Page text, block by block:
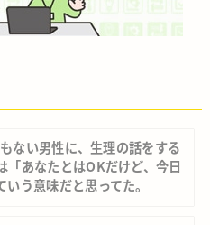
ない男性に、生理の話をする
「あなたとはOKだけど、今日
いう意味だと思ってた。